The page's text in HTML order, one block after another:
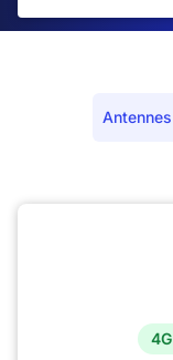
Antennes
4G